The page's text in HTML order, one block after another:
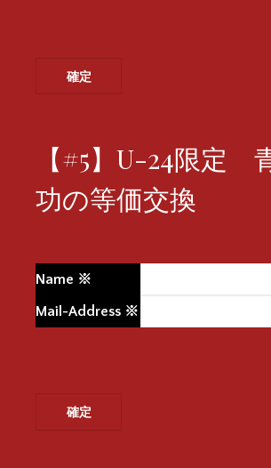
【#5】U-24限定
功の等価交換
Name ※
Mail-Address ※